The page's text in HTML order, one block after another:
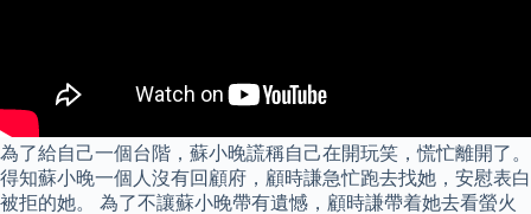
為了給自己一個台階，蘇小晚謊稱自己在開玩笑，慌忙離開了。
得知蘇小晚一個人沒有回顧府，顧時謙急忙跑去找她，安慰表白
被拒的她。 為了不讓蘇小晚帶有遺憾，顧時謙帶着她去看螢火